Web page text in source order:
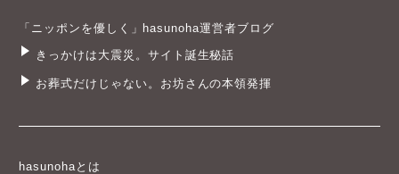
「ニッポンを優しく」hasunoha運営者ブログ
きっかけは大震災。サイト誕生秘話
お葬式だけじゃない。お坊さんの本領発揮
hasunohaとは